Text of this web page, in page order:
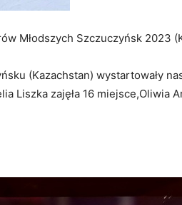
Młodszych Szczuczyńsk 2023
(Kazachstan) wystartowały
Liszka zajęła 16 miejsce,Oliwia